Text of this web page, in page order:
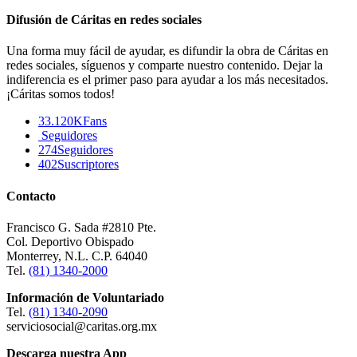
Difusión de Cáritas en redes sociales
Una forma muy fácil de ayudar, es difundir la obra de Cáritas en
redes sociales, síguenos y comparte nuestro contenido. Dejar la
indiferencia es el primer paso para ayudar a los más necesitados.
¡Cáritas somos todos!
33.120KFans
Seguidores
274Seguidores
402Suscriptores
Contacto
Francisco G. Sada #2810 Pte.
Col. Deportivo Obispado
Monterrey, N.L. C.P. 64040
Tel. (81) 1340-2000
Información de Voluntariado
Tel. (81) 1340-2090
serviciosocial@caritas.org.mx
Descarga nuestra App